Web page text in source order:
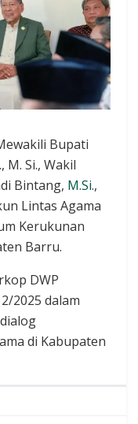
Bupati
M. Si., Wakil
Bintang, M.Si.,
Lintas Agama
Kerukunan
Barru.
DWP
2025 dalam
di Kabupaten